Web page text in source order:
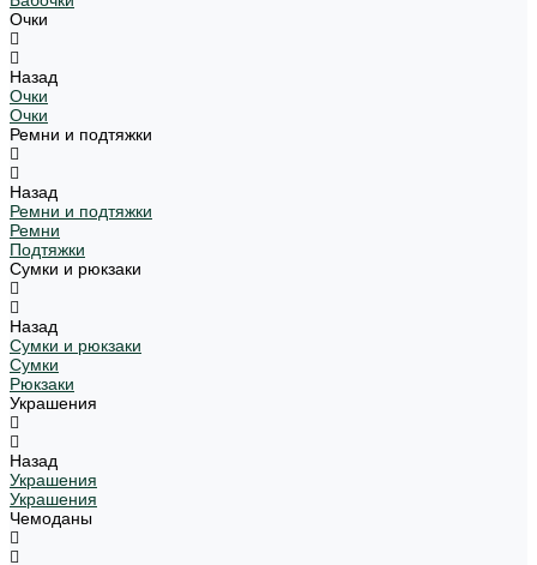
Очки
Назад
Очки
Очки
Ремни и подтяжки
Назад
Ремни и подтяжки
Ремни
Подтяжки
Сумки и рюкзаки
Назад
Сумки и рюкзаки
Сумки
Рюкзаки
Украшения
Назад
Украшения
Украшения
Чемоданы